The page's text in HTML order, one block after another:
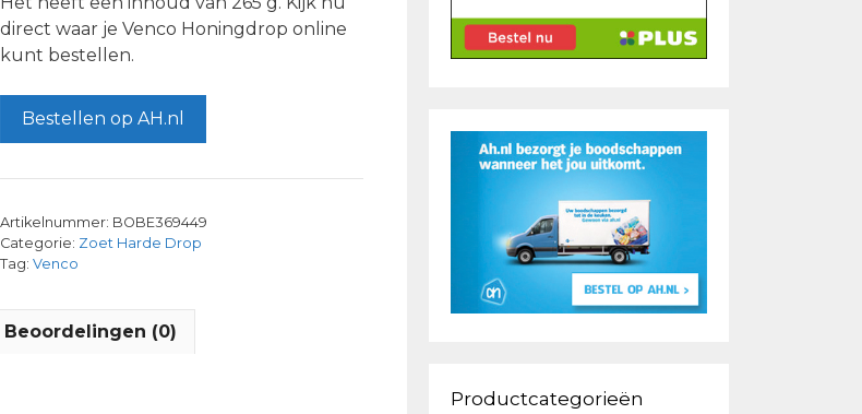
direct waar je Venco Honingdrop online
kunt bestellen.
Bestellen op AH.nl
Artikelnummer: BOBE369449
Categorie: Zoet Harde Drop
Tag: Venco
Beoordelingen (0)
Productcategorieën